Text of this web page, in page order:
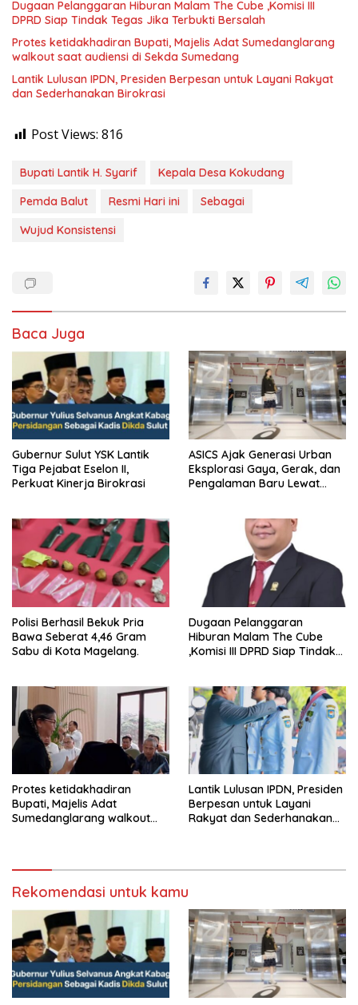
Dugaan Pelanggaran Hiburan Malam The Cube ,Komisi III
DPRD Siap Tindak Tegas Jika Terbukti Bersalah
Protes ketidakhadiran Bupati, Majelis Adat Sumedanglarang
walkout saat audiensi di Sekda Sumedang
Lantik Lulusan IPDN, Presiden Berpesan untuk Layani Rakyat
dan Sederhanakan Birokrasi
Post Views: 816
Bupati Lantik H. Syarif
Kepala Desa Kokudang
Pemda Balut
Resmi Hari ini
Sebagai
Wujud Konsistensi
Baca Juga
Gubernur Sulut YSK Lantik
Tiga Pejabat Eselon II,
Perkuat Kinerja Birokrasi
ASICS Ajak Generasi Urban
Eksplorasi Gaya, Gerak, dan
Pengalaman Baru Lewat
Polisi Berhasil Bekuk Pria
Bawa Seberat 4,46 Gram
Sabu di Kota Magelang.
Dugaan Pelanggaran
Hiburan Malam The Cube
,Komisi III DPRD Siap Tindak
Protes ketidakhadiran
Bupati, Majelis Adat
Sumedanglarang walkout
Lantik Lulusan IPDN, Presiden
Berpesan untuk Layani
Rakyat dan Sederhanakan
Rekomendasi untuk kamu